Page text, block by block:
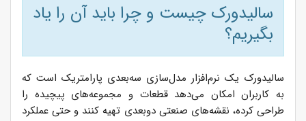
سالیدورک چیست و چرا باید آن را یاد
بگیریم؟
سالیدورک یک نرم‌افزار مدل‌سازی سه‌بعدی پارامتریک است که
به کاربران امکان می‌دهد قطعات و مجموعه‌های پیچیده را
طراحی کرده، نقشه‌های صنعتی دوبعدی تهیه کنند و حتی عملکرد